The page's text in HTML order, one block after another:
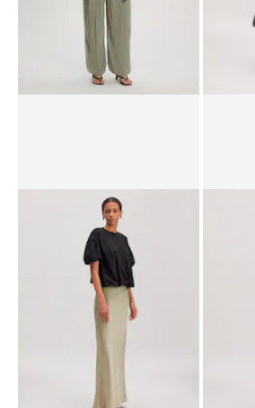
Pantalon 'Ophelia'
89.90 CHF35.90 CHF
Robe